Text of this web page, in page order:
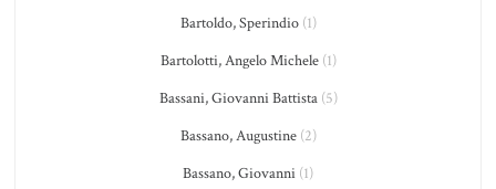
Bartoldo, Sperindio(1)
Bartolotti, Angelo Michele(1)
Bassani, Giovanni Battista(5)
Bassano, Augustine(2)
Bassano, Giovanni (1)